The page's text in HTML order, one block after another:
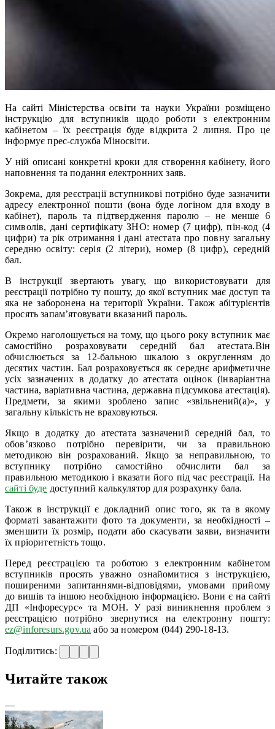
На сайті Міністерства освіти та науки України розміщено
інструкцію для вступників щодо роботи з електронним
кабінетом – їх реєстрація буде відкрита 2 липня. Про це
інформує прес-служба Міносвіти.
У ній описані конкретні кроки для створення кабінету, його
наповнення та подання електронних заяв.
Зокрема, для реєстрації вступникові потрібно буде зазначити
адресу електронної пошти (вона буде логіном для входу в
кабінет), пароль та підтвердження паролю – не менше 6
символів, дані сертифікату ЗНО: номер (7 цифр), пін-код (4
цифри) та рік отримання і дані атестата про повну загальну
середню освіту: серія (2 літери), номер (8 цифр), середній
бал.
В інструкції звертають увагу, що використовувати для
реєстрації потрібно ту пошту, до якої вступник має доступ та
яка не заборонена на території України. Також абітурієнтів
просять запам’ятовувати вказаний пароль.
Окремо наголошується на тому, що цього року вступник має
самостійно розраховувати середній бал атестата.Він
обчислюється за 12-бальною шкалою з округленням до
десятих частин. Бал розраховується як середнє арифметичне
усіх зазначених в додатку до атестата оцінок (інваріантна
частина, варіативна частина, державна підсумкова атестація).
Предмети, за якими зроблено запис «звільнений(а)», у
загальну кількість не враховуються.
Якщо в додатку до атестата зазначений середній бал, то
обов’язково потрібно перевірити, чи за правильною
методикою він розрахований. Якщо за неправильною, то
вступнику потрібно самостійно обчислити бал за
правильною методикою і вказати його під час реєстрації. На
сайті буде доступний калькулятор для розрахунку бала.
Також в інструкції є докладний опис того, як та в якому
форматі завантажити фото та документи, за необхідності –
зменшити їх розмір, подати або скасувати заяви, визначити
їх пріоритетність тощо.
Перед реєстрацією та роботою з електронним кабінетом
вступників просять уважно ознайомитися з інструкцією,
поширеними запитаннями-відповідями, умовами прийому
до вишів та іншою необхідною інформацією. Вони є на сайті
ДП «Інфоресурс» та МОН. У разі виникнення проблем з
реєстрацією потрібно звернутися на електронну пошту:
ez@inforesurs.gov.ua або за номером (044) 290-18-13.
Поділитись:
Читайте також
—